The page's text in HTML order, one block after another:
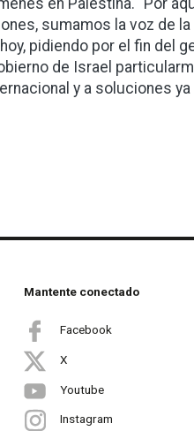
sumamos la voz de
pidiendo por el fin del
de Israel
y a soluciones
Mantente conectado
Facebook
X
Youtube
Instagram